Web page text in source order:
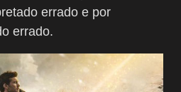
errado e por
errado.